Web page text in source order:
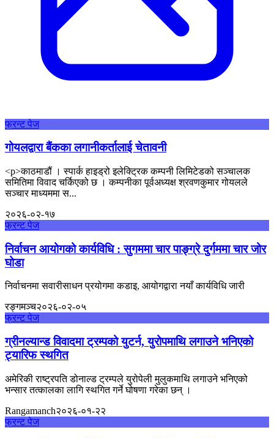
फ्रन्ट पेज
गोयलद्वारा बैंकका लगानीकर्तालाई चेतावनी
<p>काठमाडौं । स्पार्क हाइड्रो इलेक्ट्रिक कम्पनी लिमिटेडको सञ्चालक
समितिमा विवाद चर्किएको छ । कम्पनीका पूर्वअध्यक्ष श्रवणकुमार गोयलले
सञ्चार माध्यममा स...
२०२६-०२-१७
फ्रन्ट पेज
निर्वाचन आयोगको कार्यविधि : सुगममा चार पाङ्ग्रे दुर्गममा चार जोर
घोडा
निर्वाचनमा सवारीसाधन प्रयोगमा कडाइ, आयोगद्वारा नयाँ कार्यविधि जारी
रङ्गमञ्च२०२६-०२-०५
फ्रन्ट पेज
ग्रीनल्यान्ड विवादमा ट्रम्पको युटर्न, युरोपमाथि लगाउने भनिएको
ट्यारिफ स्थगित
अमेरिकी राष्ट्रपति डोनाल्ड ट्रम्पले युरोपेली मुलुकमाथि लगाउने भनिएको
भन्सार तत्कालका लागि स्थगित गर्ने घोषणा गरेका छन् ।
Rangamanch२०२६-०१-२२
फ्रन्ट पेज